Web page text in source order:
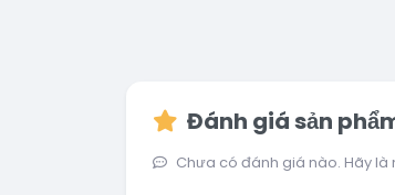
Đánh giá sản
Chưa có đánh giá nào. Hãy